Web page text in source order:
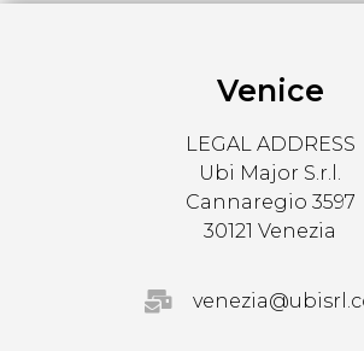
Venice
LEGAL ADDRESS
Ubi Major S.r.l.
Cannaregio 3597
30121 Venezia